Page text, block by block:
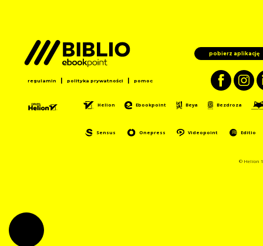
pobierz aplikację
regulamin | polityka prywatności | pomoc
Helion Ebookpoint Beya Bezdroza
Sensus Onepress Videopoint Editio
© Helion